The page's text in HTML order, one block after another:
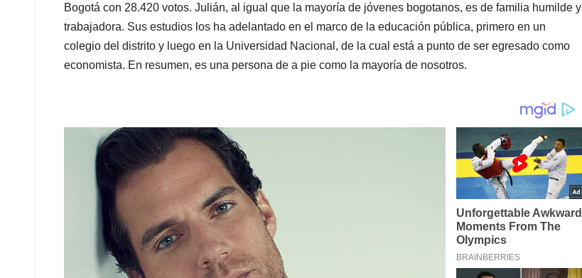
Bogotá con 28.420 votos. Julián, al igual que la mayoría de jóvenes bogotanos, es de familia humilde y
trabajadora. Sus estudios los ha adelantado en el marco de la educación pública, primero en un
colegio del distrito y luego en la Universidad Nacional, de la cual está a punto de ser egresado como
economista. En resumen, es una persona de a pie como la mayoría de nosotros.